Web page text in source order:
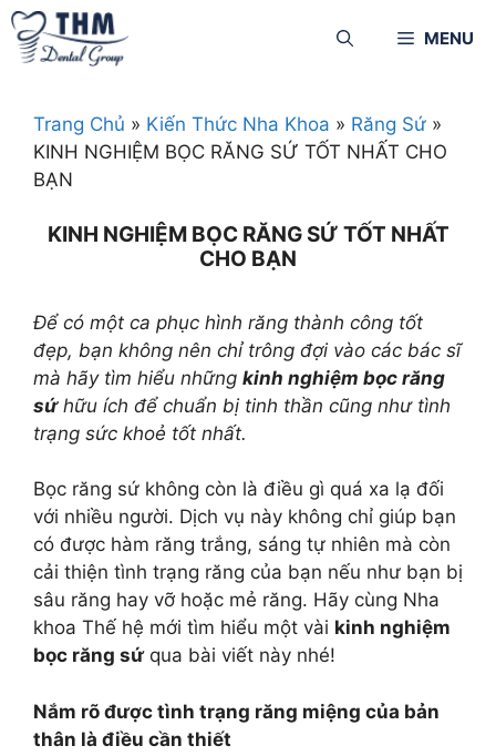
MENU
Trang Chủ » Kiến Thức Nha Khoa » Răng Sứ »
KINH NGHIỆM BỌC RĂNG SỨ TỐT NHẤT CHO
BẠN
KINH NGHIỆM BỌC RĂNG SỨ TỐT NHẤT
CHO BẠN
Để có một ca phục hình răng thành công tốt
đẹp, bạn không nên chỉ trông đợi vào các bác sĩ
mà hãy tìm hiểu những kinh nghiệm bọc răng
sứhữu ích để chuẩn bị tinh thần cũng như tình
trạng sức khoẻ tốt nhất.
Bọc răng sứ không còn là điều gì quá xa lạ đối
với nhiều người. Dịch vụ này không chỉ giúp bạn
có được hàm răng trắng, sáng tự nhiên mà còn
cải thiện tình trạng răng của bạn nếu như bạn bị
sâu răng hay vỡ hoặc mẻ răng. Hãy cùng Nha
khoa Thế hệ mới tìm hiểu một vài kinh nghiệm
bọc răng sứqua bài viết này nhé!
Nắm rõ được tình trạng răng miệng của bản
thân là điều cần thiết